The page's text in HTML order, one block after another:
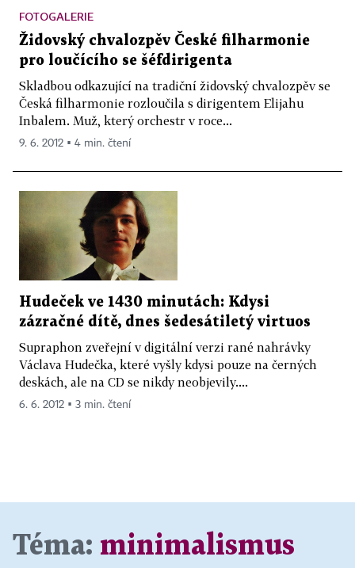
FOTOGALERIE
Židovský chvalozpěv České filharmonie
pro loučícího se šéfdirigenta
Skladbou odkazující na tradiční židovský chvalozpěv se
Česká filharmonie rozloučila s dirigentem Elijahu
Inbalem. Muž, který orchestr v roce...
9. 6. 2012 ▪ 4 min. čtení
Hudeček ve 1430 minutách: Kdysi
zázračné dítě, dnes šedesátiletý virtuos
Supraphon zveřejní v digitální verzi rané nahrávky
Václava Hudečka, které vyšly kdysi pouze na černých
deskách, ale na CD se nikdy neobjevily....
6. 6. 2012 ▪ 3 min. čtení
Téma: minimalismus